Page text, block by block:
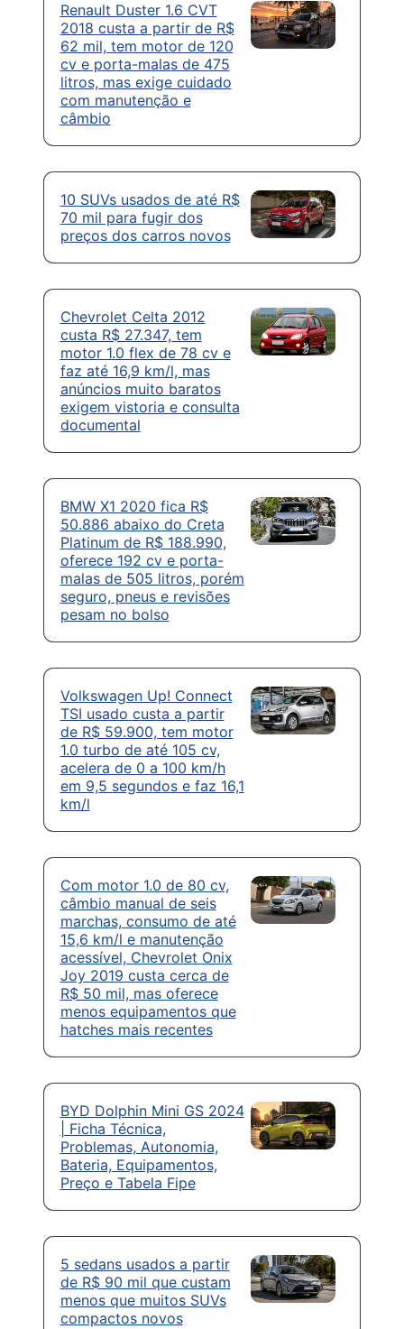
Renault Duster 1.6 CVT
2018 custa a partir de R$
62 mil, tem motor de 120
cv e porta-malas de 475
litros, mas exige cuidado
com manutenção e
câmbio
10 SUVs usados de até R$
70 mil para fugir dos
preços dos carros novos
Chevrolet Celta 2012
custa R$ 27.347, tem
motor 1.0 flex de 78 cv e
faz até 16,9 km/l, mas
anúncios muito baratos
exigem vistoria e consulta
documental
BMW X1 2020 fica R$
50.886 abaixo do Creta
Platinum de R$ 188.990,
oferece 192 cv e porta-
malas de 505 litros, porém
seguro, pneus e revisões
pesam no bolso
Volkswagen Up! Connect
TSI usado custa a partir
de R$ 59.900, tem motor
1.0 turbo de até 105 cv,
acelera de 0 a 100 km/h
em 9,5 segundos e faz 16,1
km/l
Com motor 1.0 de 80 cv,
câmbio manual de seis
marchas, consumo de até
15,6 km/l e manutenção
acessível, Chevrolet Onix
Joy 2019 custa cerca de
R$ 50 mil, mas oferece
menos equipamentos que
hatches mais recentes
BYD Dolphin Mini GS 2024
| Ficha Técnica,
Problemas, Autonomia,
Bateria, Equipamentos,
Preço e Tabela Fipe
5 sedans usados a partir
de R$ 90 mil que custam
menos que muitos SUVs
compactos novos